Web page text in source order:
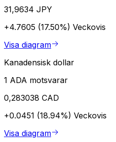
31,9634 JPY
+4.7605 (17.50%) Veckovis
Visa diagram
Kanadensisk dollar
1 ADA motsvarar
0,283038 CAD
+0.0451 (18.94%) Veckovis
Visa diagram